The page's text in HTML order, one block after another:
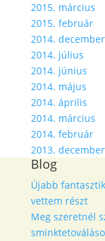
2015. március
2015. február
2014. december
2014. július
2014. június
2014. május
2014. április
2014. március
2014. február
2013. december
Blog
Újabb
vettem részt
Meg szeretnél